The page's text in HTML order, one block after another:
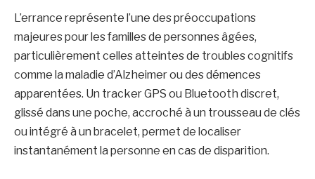
L’errance représente l’une des préoccupations
majeures pour les familles de personnes âgées,
particulièrement celles atteintes de troubles cognitifs
comme la maladie d’Alzheimer ou des démences
apparentées. Un tracker GPS ou Bluetooth discret,
glissé dans une poche, accroché à un trousseau de clés
ou intégré à un bracelet, permet de localiser
instantanément la personne en cas de disparition.